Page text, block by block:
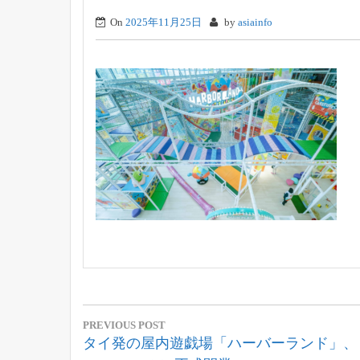
On 2025年11月25日 by asiainfo
投
稿
PREVIOUS POST
Previous
タイ発の屋内遊戯場「ハーバーランド」、